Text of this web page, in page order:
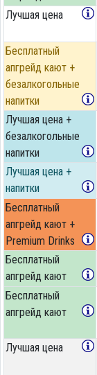
Лучшая цена
Бесплатный
апгрейд кают +
безалкогольные
напитки
Лучшая цена +
безалкогольные
напитки
Лучшая цена +
напитки
Бесплатный
апгрейд кают +
Premium Drinks
Бесплатный
апгрейд кают
Бесплатный
апгрейд кают
Лучшая цена